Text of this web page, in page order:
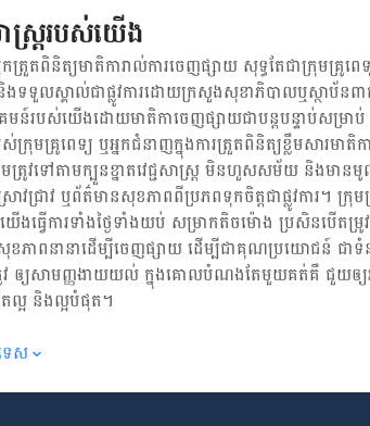
ទៀតផង​ ដូចជា ករណី​ឆែប​បបូរមាត់ ឬឆែបក្រអូមមាត់ កើ
លើសពីនេះ ទារកសម្រាលចេញ​ពីម្តាយ​ជក់បារី កាន់​តែ
អំឡុងពេលពពោះ និងក្រោយពេលសម្រាល ក៏ជាកត្តានាំ
ផង។ បន្ថែម​ពី​លើ​នេះ ​បេប៊ីកើត​ចេញ​ពីផ្ទៃម៉ាក់ៗ​ជក់បា
ដល់​ញៀនជាតិ​នីកូទីន​ក្នុង​បារីតែម្តង។ ក្រៅពីបារី បារីសប្ប
ប្រឈមខ្លាំង ដូចគ្នាទៅនឹងបារីដែរ ដោយសារ​បារីអេឡិច
ស្ត្ររបស់យើង
ត្រួតពិនិត្យ​មាតិការាល់ការចេញផ្សាយ សុទ្ធតែជា​ក្រុម​គ្រូព
ង​ទទួល​ស្គាល់​ជាផ្លូវការ​ដោយ​ក្រសួងសុខាភិបាលឬស្ថាប័ន​ពាក់
ន៍​របស់យើង​ដោយ​មាតិកា​ចេញផ្សាយជាបន្តបន្ទាប់សម្រាប់
មគ្រូពេទ្យ ឬ​អ្នក​ជំនាញ​ក្នុងការ​ត្រួតពិនិត្យ​ខ្លឹមសារ​មាតិក
រូវ​ទៅតាម​ក្បួនខ្នាតវេជ្ជសាស្ត្រ មិនហួសសម័យ និង​មានមូ
រាវជ្រាវ ឬ​ព័ត៌មាន​សុខភាព​ពី​ប្រភព​ទុកចិត្ត​ជាផ្លូវការ។ ក្រុម
ធ្វើការ​ទាំង​ថ្ងៃទាំងយប់ សម្រាក​តិចម៉ោង ប្រសិន​បើ​តម្រូ
ខភាព​នានា​ដើម្បី​ចេញ​ផ្សាយ ដើម្បី​ជា​គុណប្រយោជន៍ ជា​ទំ
វ ឲ្យសាមញ្ញ​ងាយយល់ ក្នុងគោលបំណង​តែមួយ​គត់​គឺ ជួយ​ឲ្យ​
ែ​ល្អ និង​ល្អ​បំផុត។
េស